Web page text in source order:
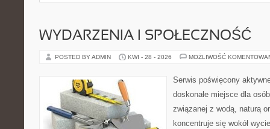
WYDARZENIA I SPOŁECZNOŚĆ
POSTED BY ADMIN KWI - 28 - 2026 MOŻLIWOŚĆ
Serwis poświęcony
doskonałe miejsce dla
związanej z wodą, naturą
koncentruje się wokół